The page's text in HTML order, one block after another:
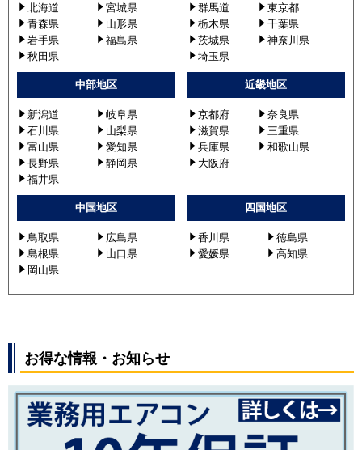
北海道
宮城県
青森県
山形県
岩手県
福島県
秋田県
群馬道
東京都
栃木県
千葉県
茨城県
神奈川県
埼玉県
中部地区
新潟道
岐阜県
石川県
山梨県
富山県
愛知県
長野県
静岡県
福井県
近畿地区
京都府
奈良県
滋賀県
三重県
兵庫県
和歌山県
大阪府
中国地区
鳥取県
広島県
島根県
山口県
岡山県
四国地区
香川県
徳島県
愛媛県
高知県
お得な情報・お知らせ